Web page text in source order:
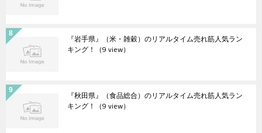
『岩手県』（米・雑穀）のリアルタイム売れ筋人気ラン
キング！ （9 view）
『秋田県』（食品総合）のリアルタイム売れ筋人気ラン
キング！ （9 view）